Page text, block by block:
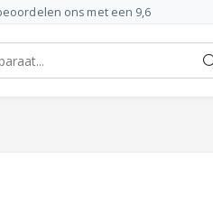
ons met een 9,6